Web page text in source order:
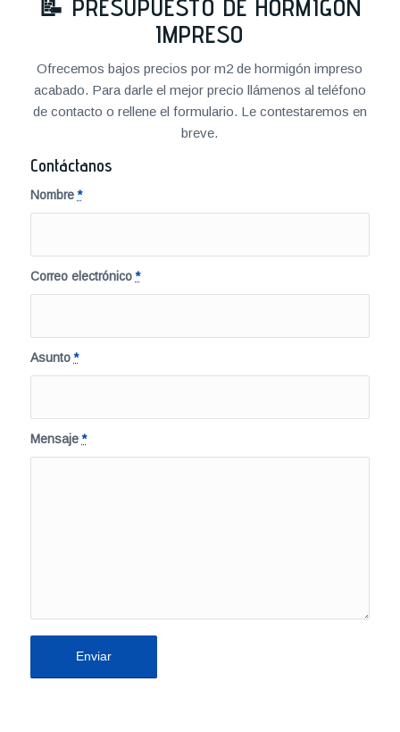
📝 PRESUPUESTO DE HORMIGÓN
IMPRESO
Ofrecemos bajos precios por m2 de hormigón impreso
acabado. Para darle el mejor precio llámenos al teléfono
de contacto o rellene el formulario. Le contestaremos en
breve.
Contáctanos
Nombre*
Correo electrónico*
Asunto*
Mensaje*